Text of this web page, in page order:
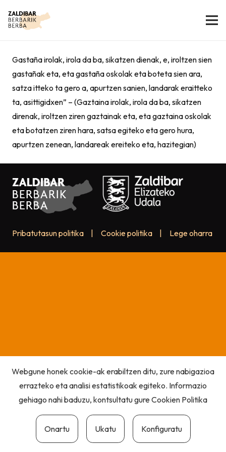
Gastaña irolak, irola da ba, sikatzen dienak, e, iroltzen sien
gastañak eta, eta gastaña oskolak eta boteta sien ara,
satza itteko ta gero a, apurtzen sanien, landarak eraitteko
ta, asittigidxen” – (Gaztaina irolak, irola da ba, sikatzen
direnak, iroltzen ziren gaztainak eta, eta gaztaina oskolak
eta botatzen ziren hara, satsa egiteko eta gero hura,
apurtzen zenean, landareak ereiteko eta, hazitegian)
Pribatutasun politika Cookie politika Lege oharra
Webgune honek cookie-ak erabiltzen ditu, zure nabigazioa
errazteko eta analisi estatistikoak egiteko. Informazio
gehiago nahi baduzu, kontsultatu gureCookien Politika
Onartu Ukatu Konfiguratu